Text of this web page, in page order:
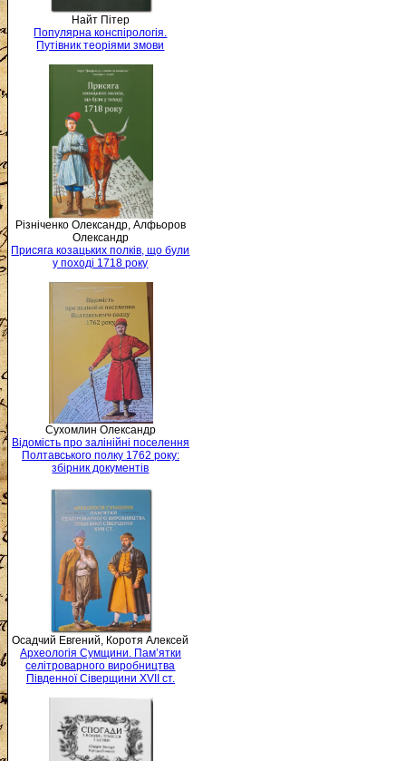
Найт Пітер
Популярна конспірологія.
Путівник теоріями змови
Різніченко Олександр, Алфьоров
Олександр
Присяга козацьких полків, що були
у поході 1718 року
Сухомлин Олександр
Відомість про залінійні поселення
Полтавського полку 1762 року:
збірник документів
Осадчий Евгений, Коротя Алексей
Археологія Сумщини. Пам’ятки
селітроварного виробництва
Південної Сіверщини XVII ст.